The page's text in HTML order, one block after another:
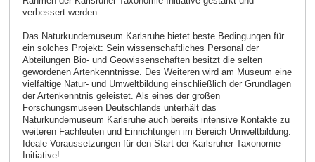
verbessert werden.
Das Naturkundemuseum Karlsruhe bietet beste Bedingungen für
ein solches Projekt: Sein wissenschaftliches Personal der
Abteilungen Bio- und Geowissenschaften besitzt die selten
gewordenen Artenkenntnisse. Des Weiteren wird am Museum eine
vielfältige Natur- und Umweltbildung einschließlich der Grundlagen
der Artenkenntnis geleistet. Als eines der großen
Forschungsmuseen Deutschlands unterhält das
Naturkundemuseum Karlsruhe auch bereits intensive Kontakte zu
weiteren Fachleuten und Einrichtungen im Bereich Umweltbildung.
Ideale Voraussetzungen für den Start der Karlsruher Taxonomie-
Initiative!